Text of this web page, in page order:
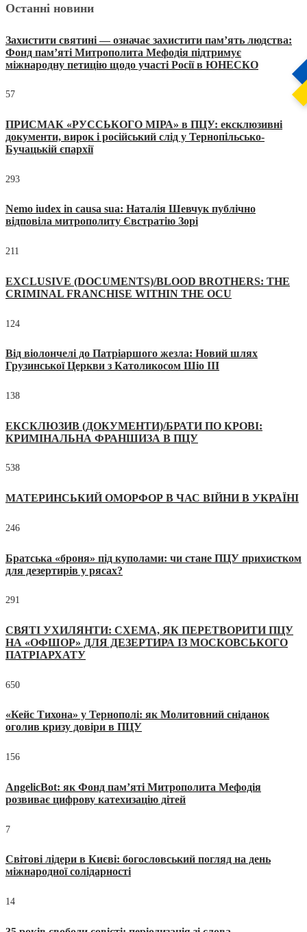
Останні новини
Захистити святині — означає захистити пам’ять людства:
Фонд пам’яті Митрополита Мефодія підтримує
міжнародну петицію щодо участі Росії в ЮНЕСКО
57
ПРИСМАК «РУССЬКОГО МІРА» в ПЦУ: ексклюзивні
документи, вирок і російський слід у Тернопільсько-
Бучацькій єпархії
293
Nemo iudex in causa sua: Наталія Шевчук публічно
відповіла митрополиту Євстратію Зорі
211
EXCLUSIVE (DOCUMENTS)/BLOOD BROTHERS: THE
CRIMINAL FRANCHISE WITHIN THE OCU
124
Від віолончелі до Патріаршого жезла: Новий шлях
Грузинської Церкви з Католикосом Шіо III
138
ЕКСКЛЮЗИВ (ДОКУМЕНТИ)/БРАТИ ПО КРОВІ:
КРИМІНАЛЬНА ФРАНШИЗА В ПЦУ
538
МАТЕРИНСЬКИЙ ОМОРФОР В ЧАС ВІЙНИ В УКРАЇНІ
246
Братська «броня» під куполами: чи стане ПЦУ прихистком
для дезертирів у рясах?
291
СВЯТІ УХИЛЯНТИ: СХЕМА, ЯК ПЕРЕТВОРИТИ ПЦУ
НА «ОФШОР» ДЛЯ ДЕЗЕРТИРА ІЗ МОСКОВСЬКОГО
ПАТРІАРХАТУ
650
«Кейс Тихона» у Тернополі: як Молитовний сніданок
оголив кризу довіри в ПЦУ
156
AngelicBot: як Фонд пам’яті Митрополита Мефодія
розвиває цифрову катехизацію дітей
7
Світові лідери в Києві: богословський погляд на день
міжнародної солідарності
14